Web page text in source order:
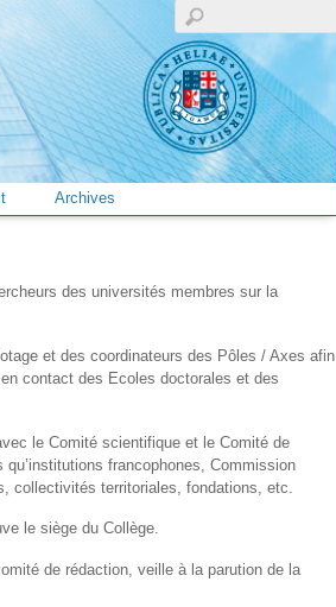
Archives
des universités membres sur la
et des coordinateurs des Pôles / Axes afin
contact des Ecoles doctorales et des
le Comité scientifique et le Comité de
francophones, Commission
collectivités territoriales, fondations, etc.
le siège du Collège.
de rédaction, veille à la parution de la